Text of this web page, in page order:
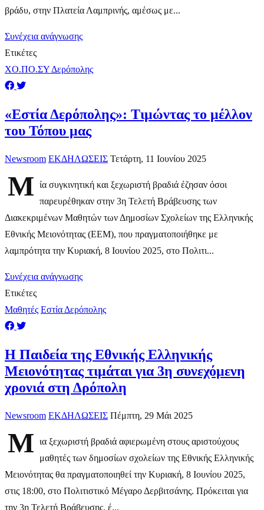
βράδυ, στην Πλατεία Λαμπρινής, αμέσως με...
Συνέχεια ανάγνωσης
Ετικέτες
ΧΟ.ΠΟ.ΣΥ Δερόπολης
«Εστία Δερόπολης»: Τιμώντας το μέλλον
του Τόπου μας
Newsroom ΕΚΔΗΛΩΣΕΙΣ Τετάρτη, 11 Ιουνίου 2025
Μ
ία συγκινητική και ξεχωριστή βραδιά έζησαν όσοι
παρευρέθηκαν στην 3η Τελετή Βράβευσης των
Διακεκριμένων Μαθητών των Δημοσίων Σχολείων της Ελληνικής
Εθνικής Μειονότητας (ΕΕΜ), που πραγματοποιήθηκε με
λαμπρότητα την Κυριακή, 8 Ιουνίου 2025, στο Πολιτι...
Συνέχεια ανάγνωσης
Ετικέτες
Μαθητές Εστία Δερόπολης
Η Παιδεία της Εθνικής Ελληνικής
Μειονότητας τιμάται για 3η συνεχόμενη
χρονιά στη Δρόπολη
Newsroom ΕΚΔΗΛΩΣΕΙΣ Πέμπτη, 29 Μάι 2025
Μ
ια ξεχωριστή βραδιά αφιερωμένη στους αριστούχους
μαθητές των δημοσίων σχολείων της Εθνικής Ελληνικής
Μειονότητας θα πραγματοποιηθεί την Κυριακή, 8 Ιουνίου 2025,
στις 18:00, στο Πολιτιστικό Μέγαρο Δερβιτσάνης. Πρόκειται για
την 3η Τελετή Βράβευσης, έ...